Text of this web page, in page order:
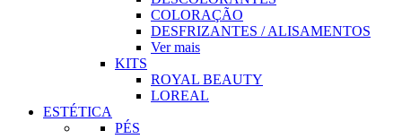
COLORAÇÃO
DESFRIZANTES / ALISAMENTOS
Ver mais
KITS
ROYAL BEAUTY
LOREAL
ESTÉTICA
PÉS